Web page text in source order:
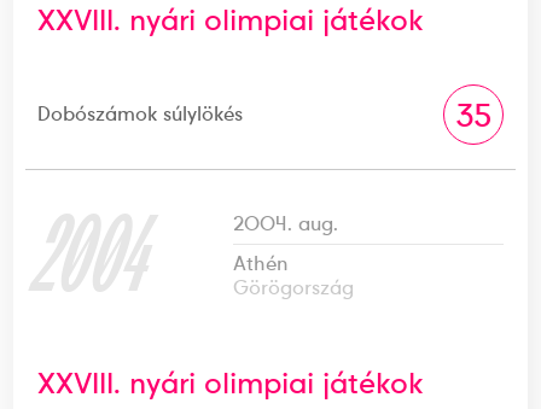
XXVIII. nyári olimpiai játékok
Dobószámok súlylökés 35
2004
2004. aug.
Athén
Görögország
XXVIII. nyári olimpiai játékok